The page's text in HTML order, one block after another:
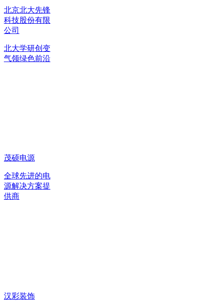
北京北大先锋
科技股份有限
公司
北大学研创变
气领绿色前沿
茂硕电源
全球先进的电
源解决方案提
供商
汉彩装饰